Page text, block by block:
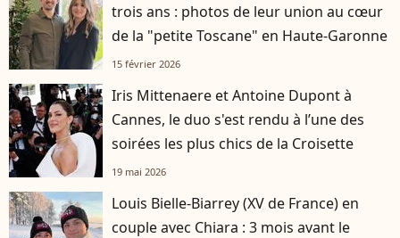
trois ans : photos de leur union au cœur
de la "petite Toscane" en Haute-Garonne
15 février 2026
Iris Mittenaere et Antoine Dupont à
Cannes, le duo s'est rendu à l’une des
soirées les plus chics de la Croisette
19 mai 2026
Louis Bielle-Biarrey (XV de France) en
couple avec Chiara : 3 mois avant le